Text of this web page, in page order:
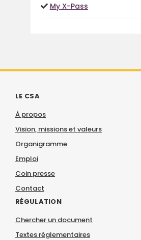
My X-Pass
LE CSA
À propos
Vision, missions et valeurs
Organigramme
Emploi
Coin presse
Contact
RÉGULATION
Chercher un document
Textes réglementaires